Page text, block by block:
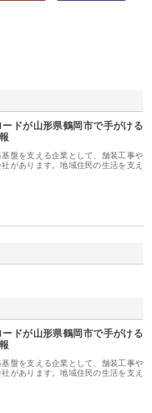
ドが山形県鶴岡市で手がける
盤を支える企業として、舗装工事や
があります。地域住民の生活を支え
ドが山形県鶴岡市で手がける
盤を支える企業として、舗装工事や
があります。地域住民の生活を支え